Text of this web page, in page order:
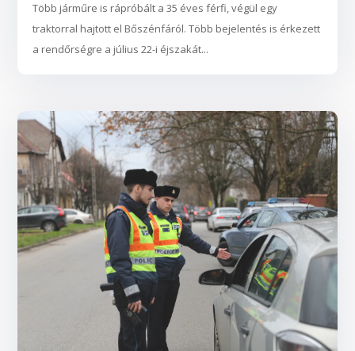
Több járműre is rápróbált a 35 éves férfi, végül egy
traktorral hajtott el Bőszénfáról. Több bejelentés is érkezett
a rendőrségre a július 22-i éjszakát...